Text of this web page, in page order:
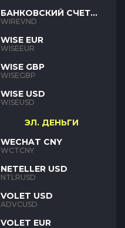
БАНКОВСКИЙ СЧЕТ
VND
WIREVND
WISE EUR
WISEEUR
WISE GBP
WISEGBP
WISE USD
WISEUSD
ЭЛ. ДЕНЬГИ
WECHAT CNY
WCTCNY
NETELLER USD
NTLRUSD
VOLET USD
ADVCUSD
VOLET EUR